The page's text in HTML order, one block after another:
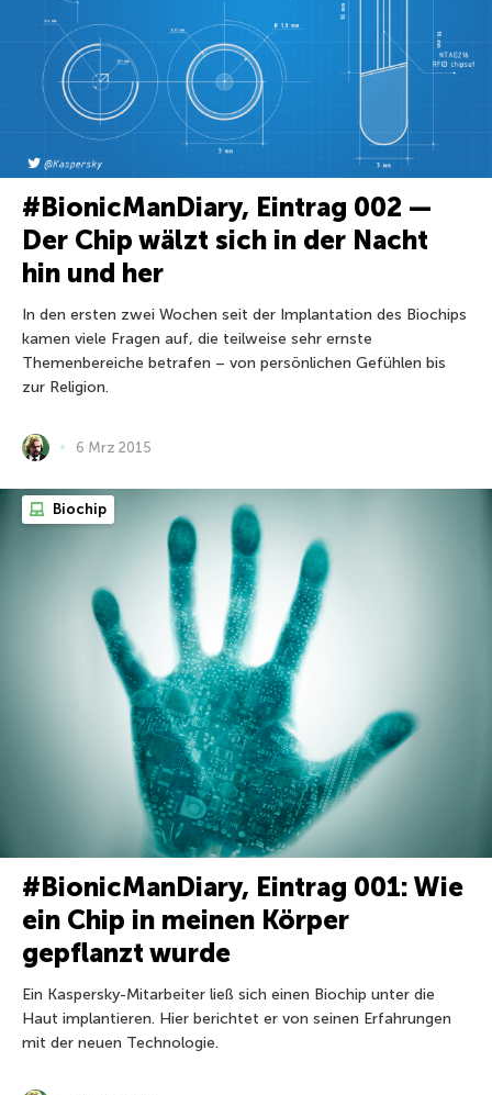
#BionicManDiary, Eintrag 002 —
Der Chip wälzt sich in der Nacht
hin und her
In den ersten zwei Wochen seit der Implantation des Biochips
kamen viele Fragen auf, die teilweise sehr ernste
Themenbereiche betrafen – von persönlichen Gefühlen bis
zur Religion.
6 Mrz 2015
Biochip
#BionicManDiary, Eintrag 001: Wie
ein Chip in meinen Körper
gepflanzt wurde
Ein Kaspersky-Mitarbeiter ließ sich einen Biochip unter die
Haut implantieren. Hier berichtet er von seinen Erfahrungen
mit der neuen Technologie.